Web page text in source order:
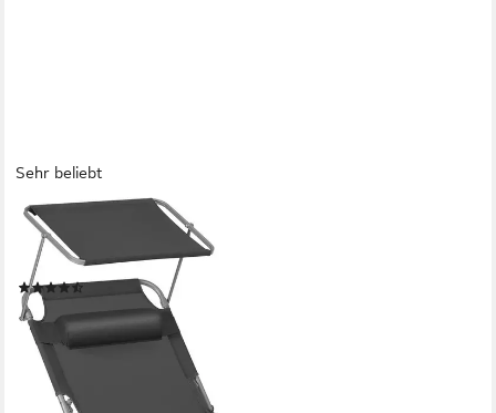
Sehr beliebt
SONGMICS
Gartenliege, 1 St., klappbarer Liegestuhl,mit Seitentasche,mit
Kopfstütze
(47)
ab 44,99 € UVP82,99 €
-46%
lieferbar - in 3-4 Werktagen bei dir